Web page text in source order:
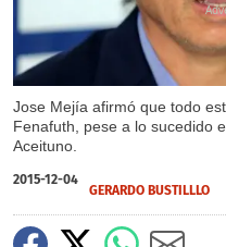
Jose Mejía afirmó que todo
Fenafuth, pese a lo sucedido
Aceituno.
2015-12-04
GERARDO BUSTILLLO